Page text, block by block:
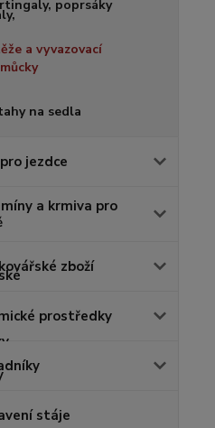
poprsáky
a vyvazovací
na sedla
jezdce
a krmiva pro
zboží
prostředky
stáje